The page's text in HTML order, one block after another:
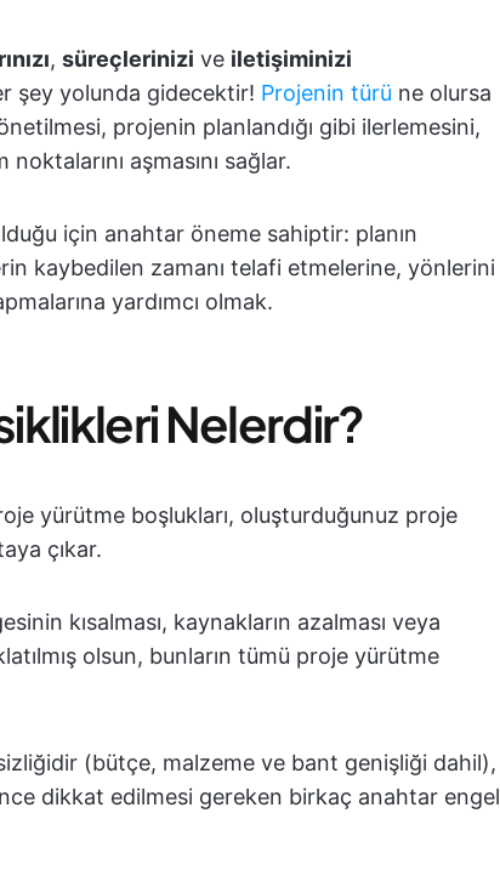
, süreçlerinizi ve iletişiminizi
şey yolunda gidecektir! Projenin türü ne olursa
projenin planlandığı gibi ilerlemesini,
aşmasını sağlar.
için anahtar öneme sahiptir: planın
kaybedilen zamanı telafi etmelerine, yönlerini
yardımcı olmak.
Nelerdir?
yürütme boşlukları, oluşturduğunuz proje
çıkar.
kısalması, kaynakların azalması veya
olsun, bunların tümü proje yürütme
(bütçe, malzeme ve bant genişliği dahil),
dikkat edilmesi gereken birkaç anahtar engel